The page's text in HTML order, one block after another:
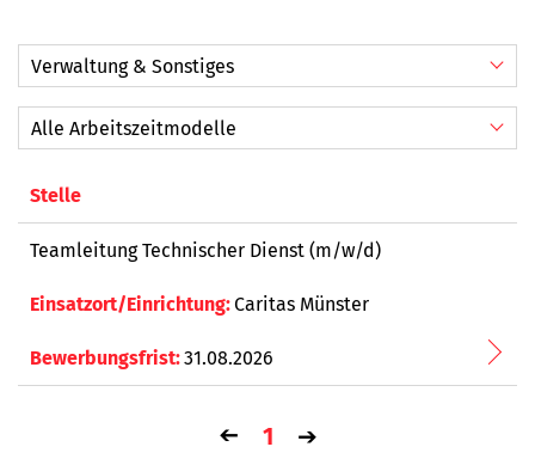
Verwaltung & Sonstiges
Alle Tätigkeitsfelder
Kinder- und Jugendarbeit
Beratung, Bildung & Jugendberufshilfe
Verwaltung & Sonstiges
Ausbildung
Alle Arbeitszeitmodelle
Vollzeit
Vollzeit/Teilzeit
Stelle
Teamleitung Technischer Dienst (m/w/d)
Caritas Münster
31.08.2026
➔ 1 ➔